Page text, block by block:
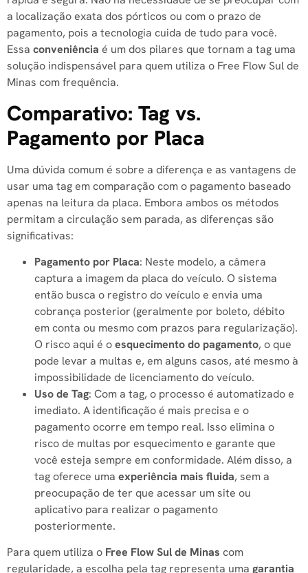
a localização exata dos pórticos ou com o prazo de
pagamento, pois a tecnologia cuida de tudo para você.
Essa conveniência é um dos pilares que tornam a tag uma
solução indispensável para quem utiliza o Free Flow Sul de
Minas com frequência.
Comparativo: Tag vs.
Pagamento por Placa
Uma dúvida comum é sobre a diferença e as vantagens de
usar uma tag em comparação com o pagamento baseado
apenas na leitura da placa. Embora ambos os métodos
permitam a circulação sem parada, as diferenças são
significativas:
Pagamento por Placa: Neste modelo, a câmera
captura a imagem da placa do veículo. O sistema
então busca o registro do veículo e envia uma
cobrança posterior (geralmente por boleto, débito
em conta ou mesmo com prazos para regularização).
O risco aqui é oesquecimento do pagamento, o que
pode levar a multas e, em alguns casos, até mesmo à
impossibilidade de licenciamento do veículo.
Uso de Tag: Com a tag, o processo é automatizado e
imediato. A identificação é mais precisa e o
pagamento ocorre em tempo real. Isso elimina o
risco de multas por esquecimento e garante que
você esteja sempre em conformidade. Além disso, a
tag oferece uma experiência mais fluida, sem a
preocupação de ter que acessar um site ou
aplicativo para realizar o pagamento
posteriormente.
Para quem utiliza o Free Flow Sul de Minas com
regularidade, a escolha pela tag representa uma garantia